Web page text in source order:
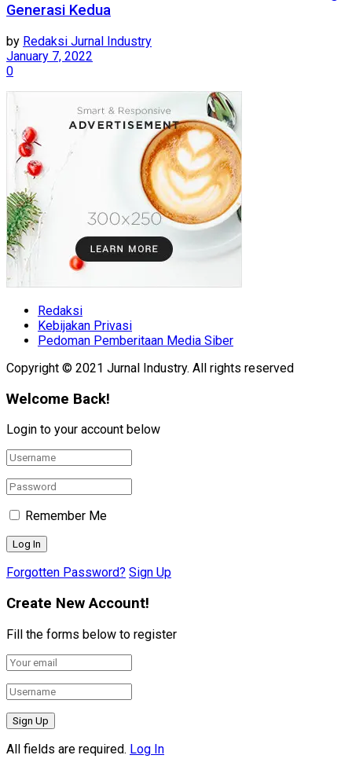
Generasi Kedua
by Redaksi Jurnal Industry
January 7, 2022
0
Redaksi
Kebijakan Privasi
Pedoman Pemberitaan Media Siber
Copyright © 2021 Jurnal Industry. All rights reserved
Welcome Back!
Login to your account below
Remember Me
Forgotten Password? Sign Up
Create New Account!
Fill the forms below to register
All fields are required. Log In